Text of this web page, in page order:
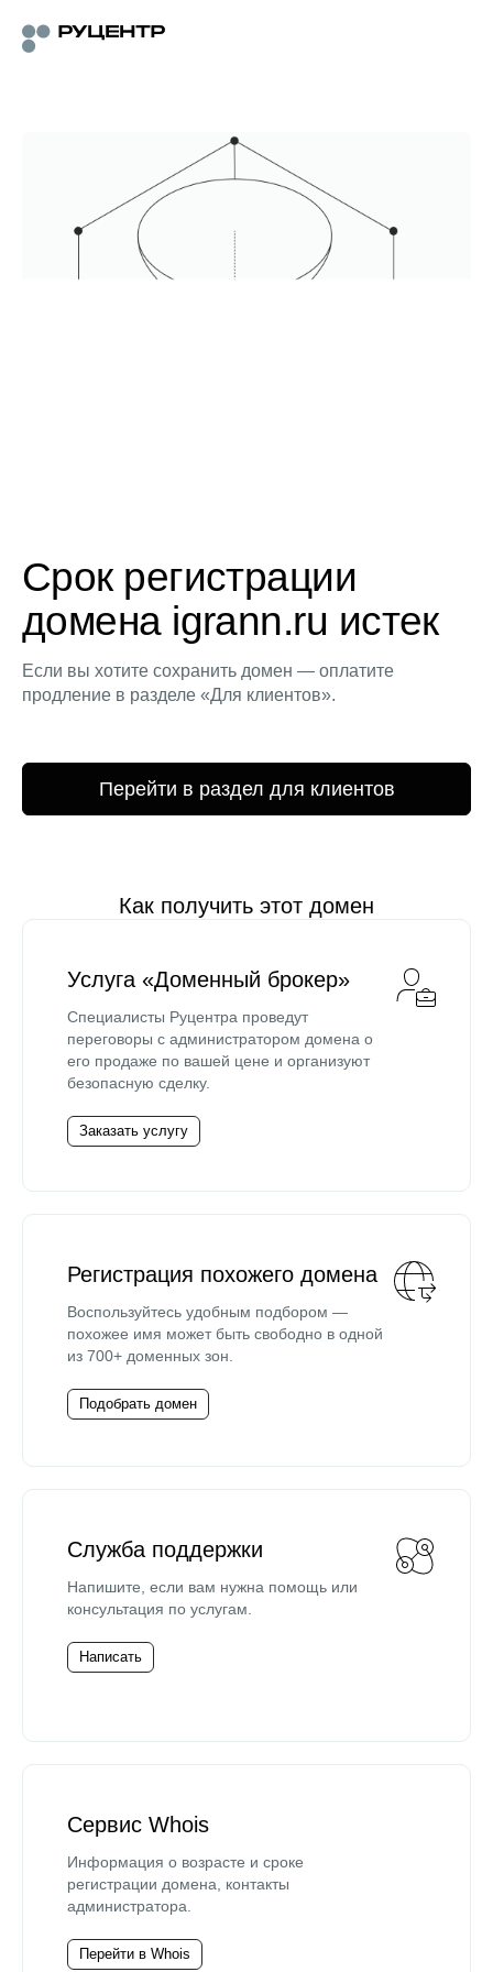
Срок регистрации
домена igrann.ru истек
Если вы хотите сохранить домен — оплатите
продление в разделе «Для клиентов».
Перейти в раздел для клиентов
Как получить этот домен
Услуга «Доменный брокер»
Специалисты Руцентра проведут
переговоры с администратором домена о
его продаже по вашей цене и организуют
безопасную сделку.
Заказать услугу
Регистрация похожего домена
Воспользуйтесь удобным подбором —
похожее имя может быть свободно в одной
из 700+ доменных зон.
Подобрать домен
Служба поддержки
Напишите, если вам нужна помощь или
консультация по услугам.
Написать
Сервис Whois
Информация о возрасте и сроке
регистрации домена, контакты
администратора.
Перейти в Whois